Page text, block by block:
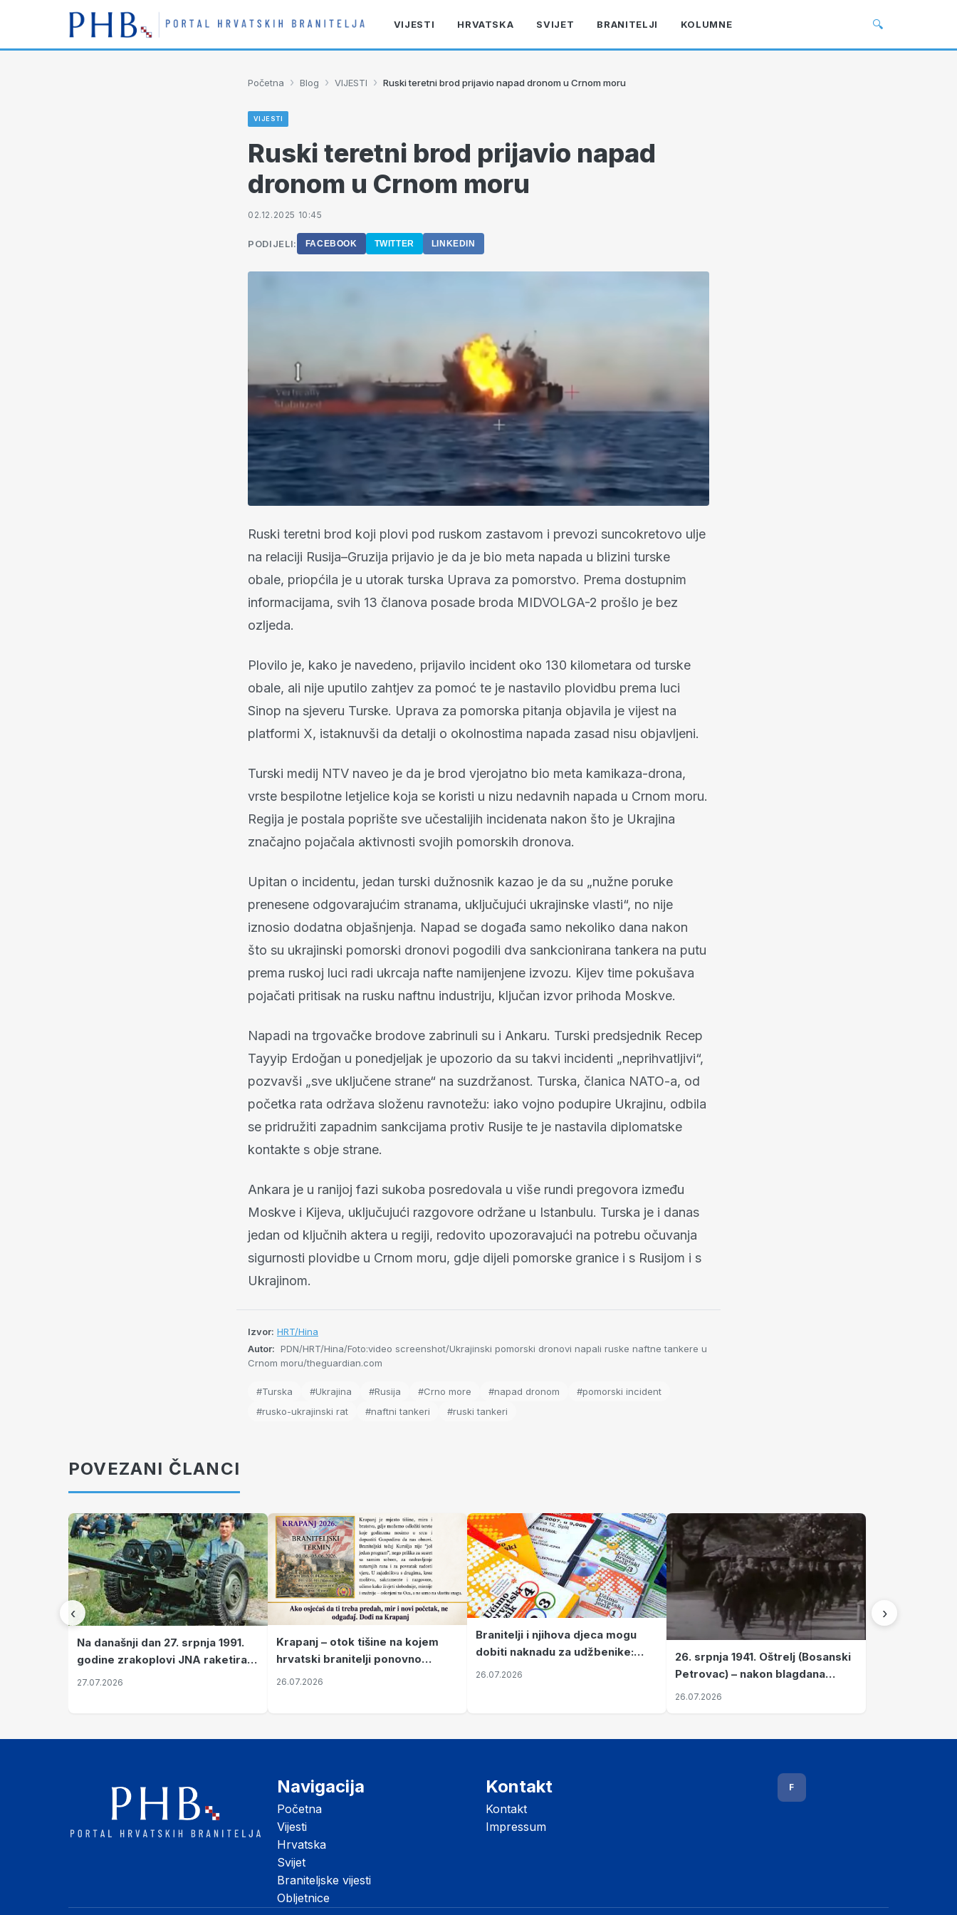
VIJESTI HRVATSKA SVIJET BRANITELJI KOLUMNE 🔍
Početna › Blog › VIJESTI › Ruski teretni brod prijavio napad dronom u Crnom moru
VIJESTI
Ruski teretni brod prijavio napad
dronom u Crnom moru
02.12.2025 10:45
PODIJELI: FACEBOOK TWITTER LINKEDIN
Ruski teretni brod koji plovi pod ruskom zastavom i prevozi suncokretovo ulje
na relaciji Rusija–Gruzija prijavio je da je bio meta napada u blizini turske
obale, priopćila je u utorak turska Uprava za pomorstvo. Prema dostupnim
informacijama, svih 13 članova posade broda MIDVOLGA-2 prošlo je bez
ozljeda.
Plovilo je, kako je navedeno, prijavilo incident oko 130 kilometara od turske
obale, ali nije uputilo zahtjev za pomoć te je nastavilo plovidbu prema luci
Sinop na sjeveru Turske. Uprava za pomorska pitanja objavila je vijest na
platformi X, istaknuvši da detalji o okolnostima napada zasad nisu objavljeni.
Turski medij NTV naveo je da je brod vjerojatno bio meta kamikaza-drona,
vrste bespilotne letjelice koja se koristi u nizu nedavnih napada u Crnom moru.
Regija je postala poprište sve učestalijih incidenata nakon što je Ukrajina
značajno pojačala aktivnosti svojih pomorskih dronova.
Upitan o incidentu, jedan turski dužnosnik kazao je da su „nužne poruke
prenesene odgovarajućim stranama, uključujući ukrajinske vlasti“, no nije
iznosio dodatna objašnjenja. Napad se događa samo nekoliko dana nakon
što su ukrajinski pomorski dronovi pogodili dva sankcionirana tankera na putu
prema ruskoj luci radi ukrcaja nafte namijenjene izvozu. Kijev time pokušava
pojačati pritisak na rusku naftnu industriju, ključan izvor prihoda Moskve.
Napadi na trgovačke brodove zabrinuli su i Ankaru. Turski predsjednik Recep
Tayyip Erdoğan u ponedjeljak je upozorio da su takvi incidenti „neprihvatljivi“,
pozvavši „sve uključene strane“ na suzdržanost. Turska, članica NATO-a, od
početka rata održava složenu ravnotežu: iako vojno podupire Ukrajinu, odbila
se pridružiti zapadnim sankcijama protiv Rusije te je nastavila diplomatske
kontakte s obje strane.
Ankara je u ranijoj fazi sukoba posredovala u više rundi pregovora između
Moskve i Kijeva, uključujući razgovore održane u Istanbulu. Turska je i danas
jedan od ključnih aktera u regiji, redovito upozoravajući na potrebu očuvanja
sigurnosti plovidbe u Crnom moru, gdje dijeli pomorske granice i s Rusijom i s
Ukrajinom.
Izvor: HRT/Hina
Autor: PDN/HRT/Hina/Foto:video screenshot/Ukrajinski pomorski dronovi napali ruske naftne tankere u
Crnom moru/theguardian.com
#Turska #Ukrajina #Rusija #Crno more #napad dronom
#pomorski incident
#rusko-ukrajinski rat
#naftni tankeri #ruski tankeri
POVEZANI ČLANCI
‹
Na današnji dan 27. srpnja 1991.
godine zrakoplovi JNA raketirali
su vojarnu i obučni centar "Nikola
27.07.2026
Krapanj – otok tišine na kojem
hrvatski branitelji ponovno
pronalaze mir
26.07.2026
Branitelji i njihova djeca mogu
dobiti naknadu za udžbenike:
zahtjevi se podnose do 31.
26.07.2026
26. srpnja 1941. Oštrelj (Bosanski
Petrovac) – nakon blagdana
Svete Ane izvršen napad srpskih
26.07.2026
›
Navigacija
Početna
Vijesti
Hrvatska
Svijet
Braniteljske vijesti
Obljetnice
Kontakt
Kontakt
Impressum
F